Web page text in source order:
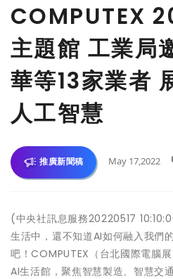
COMPUTEX
主題館 工業局
華等13家業者
人工智慧
推廣新聞稿 May 17,2022
(中央社訊息服務20220517
生活中，還不知道AI如何融入我們
吧！COMPUTEX（台北國際電腦
AI生活館，聚焦智慧製造、智慧交